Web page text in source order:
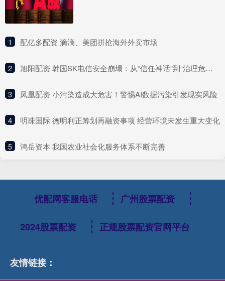
1 ​配亿多配资 滴滴、美团拼抢海外外卖市场
2 ​旭阳配资 韩国SK电信安全崩塌：从“信任神话”到“治理危机”的行业警示
3 ​凤凰配资 小污染造成大危害！警惕AI数据污染引发现实风险
4 ​明珠国际 德明利正筹划再融资事项 经营环境未发生重大变化
5 ​鸿岳资本 我国农业社会化服务体系不断完善
优配网客服电话 广州股票配资
2024股票配资 正规股票配资官网平台
友情链接：